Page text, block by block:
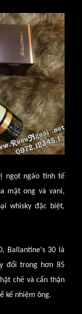
ngọt ngào tinh tế
mật ong và vani,
whisky đặc biệt,
Ballantine's 30 là
đổi trong hơn 85
chẽ và cẩn thận
kế nhiệm ông.